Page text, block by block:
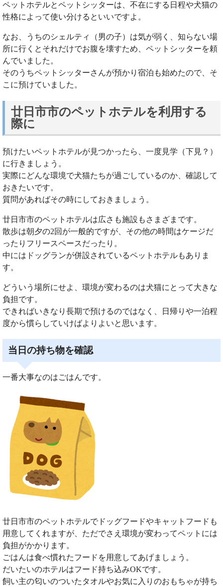
ペットホテルとペットシッターは、不在にする日程や犬猫の
性格によって使い分けるといいですよ。
なお、うちのシェルティ（男の子）は気が弱く、知らない場
所に行くとそれだけでお腹を壊すため、ペットシッターを頼
んでいました。
そのうちペットシッターさんが預かり宿泊も始めたので、そ
こに預けていました。
廿日市市のペットホテルを利用する
際に
預けたいペットホテルが見つかったら、一度見学（下見？）
に行きましょう。
実際にどんな環境で犬猫たちが過ごしているのか、確認して
おきたいです。
質問があればその時にしておきましょう。
廿日市市のペットホテルは広さも施設もさまざまです。
散歩は朝夕の2回が一般的ですが、その他の時間はケージだ
ったりフリースペースだったり。
中にはドッグランが併設されているペットホテルもありま
す。
どういう場所にせよ、環境が変わるのは犬猫にとって大きな
負担です。
できればいきなり長期で預けるのではなく、日帰りや一泊程
度から慣らしていけばよりよいと思います。
当日の持ち物を確認
一番大事なのはごはんです。
廿日市市のペットホテルでドッグフードやキャットフードも
用意してくれますが、ただでさえ環境が変わってペットには
負担がかかります。
ごはんは食べ慣れたフードを用意してあげましょう。
だいたいのホテルはフード持ち込みOKです。
飼い主の匂いのついたタオルやお気に入りのおもちゃが持ち